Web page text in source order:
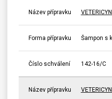
Název přípravku
Forma přípravku Šampon s
Číslo schválení 142-16/C
Název přípravku